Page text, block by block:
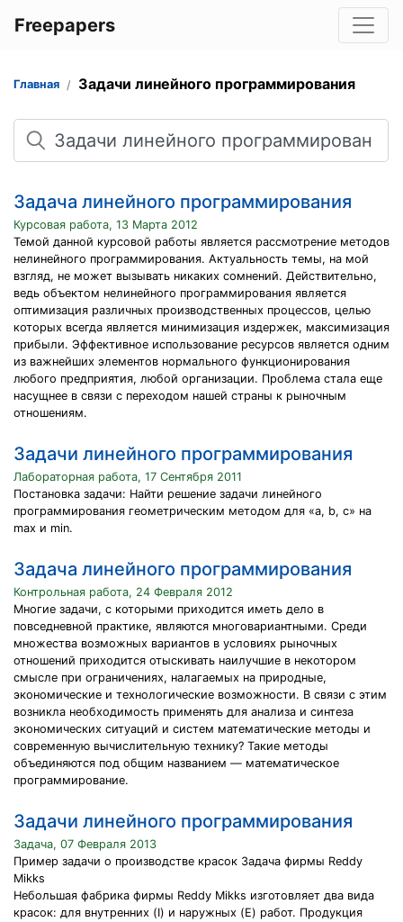
Freepapers
Главная Задачи линейного программирования
Поиск
Задача линейного программирования
Курсовая работа, 13 Марта 2012
Темой данной курсовой работы является рассмотрение методов
нелинейного программирования. Актуальность темы, на мой
взгляд, не может вызывать никаких сомнений. Действительно,
ведь объектом нелинейного программирования является
оптимизация различных производственных процессов, целью
которых всегда является минимизация издержек, максимизация
прибыли. Эффективное использование ресурсов является одним
из важнейших элементов нормального функционирования
любого предприятия, любой организации. Проблема стала еще
насущнее в связи с переходом нашей страны к рыночным
отношениям.
Задачи линейного программирования
Лабораторная работа, 17 Сентября 2011
Постановка задачи: Найти решение задачи линейного
программирования геометрическим методом для «a, b, c» на
max и min.
Задача линейного программирования
Контрольная работа, 24 Февраля 2012
Многие задачи, с которыми приходится иметь дело в
повседневной практике, являются многовариантными. Среди
множества возможных вариантов в условиях рыночных
отношений приходится отыскивать наилучшие в некотором
смысле при ограничениях, налагаемых на природные,
экономические и технологические возможности. В связи с этим
возникла необходимость применять для анализа и синтеза
экономических ситуаций и систем математические методы и
современную вычислительную технику? Такие методы
объединяются под общим названием — математическое
программирование.
Задачи линейного программирования
Задача, 07 Февраля 2013
Пример задачи о производстве красок Задача фирмы Reddy
Mikks
Небольшая фабрика фирмы Reddy Mikks изготовляет два вида
красок: для внутренних (I) и наружных (E) работ. Продукция